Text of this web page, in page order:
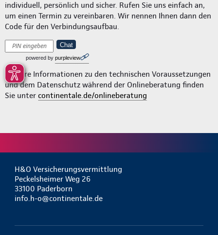
individuell, persönlich und sicher. Rufen Sie uns einfach an,
um einen Termin zu vereinbaren. Wir nennen Ihnen dann den
Code für den Verbindungsaufbau.
Chat
powered by purpleview
Weitere Informationen zu den technischen Voraussetzungen
und dem Datenschutz während der Onlineberatung finden
Sie unter continentale.de/onlineberatung
H&O Versicherungsvermittlung
Peckelsheimer Weg 26
33100 Paderborn
info.h-o@continentale.de